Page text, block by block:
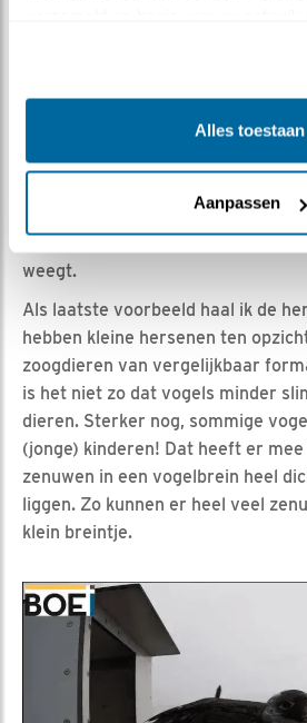
Alles toestaan
Aanpassen
die het vliegen mogelijk maakt. Zo
genoeg zuurstof en
voorzien tijdens de inspannende
bij het krijgen van genoeg
deels in de botten liggen. Hierin
ook zorgt het voor 'vulling' in het
weegt.
Als laatste voorbeeld haal ik de
hebben kleine hersenen ten
zoogdieren van vergelijkbaar
is het niet zo dat vogels minder
dieren. Sterker nog, sommige
(jonge) kinderen! Dat heeft er
zenuwen in een vogelbrein heel
liggen. Zo kunnen er heel veel
klein breintje.